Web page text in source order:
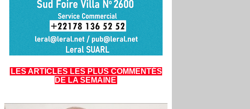
LES ARTICLES LES PLUS COMMENTÉS
DE LA SEMAINE